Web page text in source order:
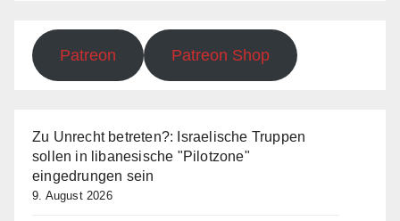
Patreon Patreon Shop
Zu Unrecht betreten?: Israelische Truppen
sollen in libanesische "Pilotzone"
eingedrungen sein
9. August 2026